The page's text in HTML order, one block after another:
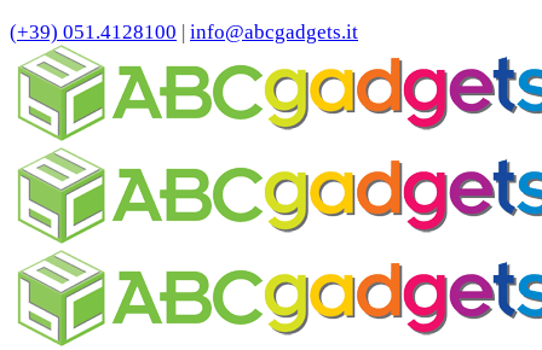
(+39) 051.4128100 | info@abcgadgets.it